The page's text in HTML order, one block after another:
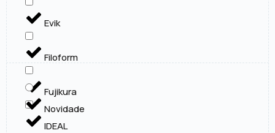
Evik
Filoform
Fujikura
IDEAL
Novidade